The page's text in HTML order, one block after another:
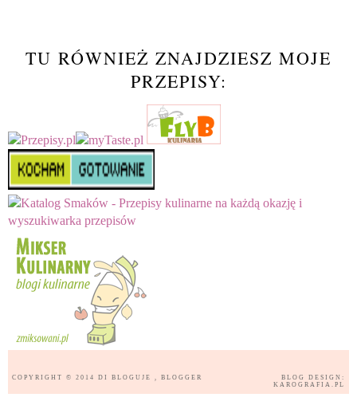
TU RÓWNIEŻ ZNAJDZIESZ MOJE
PRZEPISY:
COPYRIGHT © 2014 DI BLOGUJE , BLOGGER
BLOG DESIGN:
KAROGRAFIA.PL